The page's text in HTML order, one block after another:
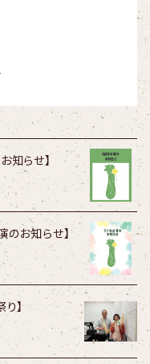
のお知らせ】
オ出演のお知らせ】
祭り】